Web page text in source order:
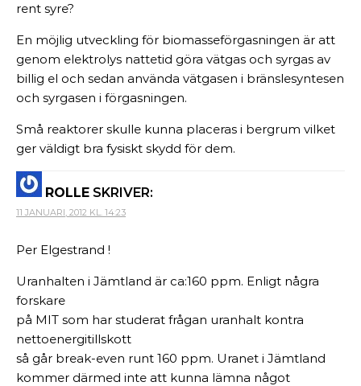
rent syre?
En möjlig utveckling för biomasseförgasningen är att
genom elektrolys nattetid göra vätgas och syrgas av
billig el och sedan använda vätgasen i bränslesyntesen
och syrgasen i förgasningen.
Små reaktorer skulle kunna placeras i bergrum vilket
ger väldigt bra fysiskt skydd för dem.
ROLLE SKRIVER:
11 JANUARI, 2012 KL. 14:23
Per Elgestrand !
Uranhalten i Jämtland är ca:160 ppm. Enligt några
forskare
på MIT som har studerat frågan uranhalt kontra
nettoenergitillskott
så går break-even runt 160 ppm. Uranet i Jämtland
kommer därmed inte att kunna lämna något